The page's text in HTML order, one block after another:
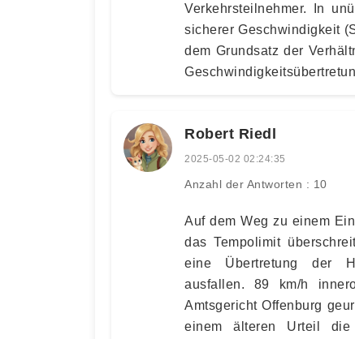
Verkehrsteilnehmer. In
sicherer Geschwindigkeit
dem Grundsatz der
Robert Riedl
2025-05-02 02:24:35
Anzahl der Antworten : 10
Auf dem Weg zu einem
das Tempolimit
eine Übertretung der
ausfallen. 89 km/h
Amtsgericht Offenburg
einem älteren Urteil die